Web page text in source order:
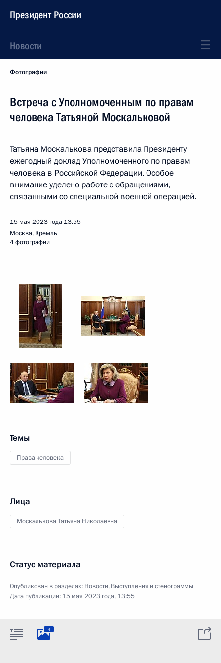
Президент России
Новости
Фотографии
Встреча с Уполномоченным по правам
человека Татьяной Москальковой
Татьяна Москалькова представила Президенту
ежегодный доклад Уполномоченного по правам
человека в Российской Федерации. Особое
внимание уделено работе с обращениями,
связанными со специальной военной операцией.
15 мая 2023 года 13:55
Москва, Кремль
4 фотографии
Темы
Права человека
Лица
Москалькова Татьяна Николаевна
Статус материала
Опубликован в разделах: Новости, Выступления и стенограммы
Дата публикации: 15 мая 2023 года, 13:55
4